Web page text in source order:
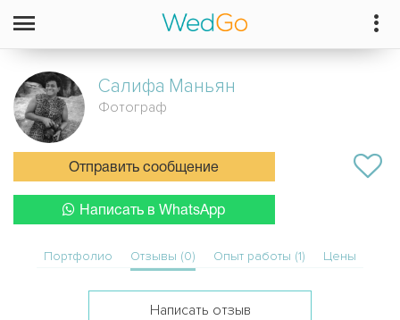
Салифа Маньян
Фотограф
Отправить сообщение
Написать в WhatsApp
Портфолио Отзывы (0) Опыт работы (1) Цены
Написать отзыв